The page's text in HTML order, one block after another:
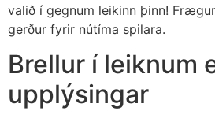
valið í gegnum leikinn þinn!
gerður fyrir nútíma spilara.
Brellur í leiknum
upplýsingar